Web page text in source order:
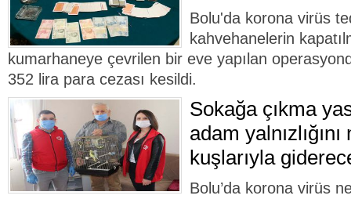
Bolu'da korona virüs
kahvehanelerin
kumarhaneye çevrilen bir eve yapılan
352 lira para cezası kesildi.
Sokağa çıkma
adam
kuşlarıyla
Bolu’da korona virüs